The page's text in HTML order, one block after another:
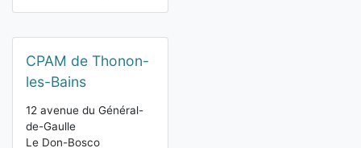
CPAM de Thonon-
les-Bains
12 avenue du Général-
de-Gaulle
Le Don-Bosco